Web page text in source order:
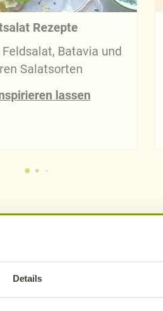
Details
Rezepte
Batavia und
Salatsorten
lassen